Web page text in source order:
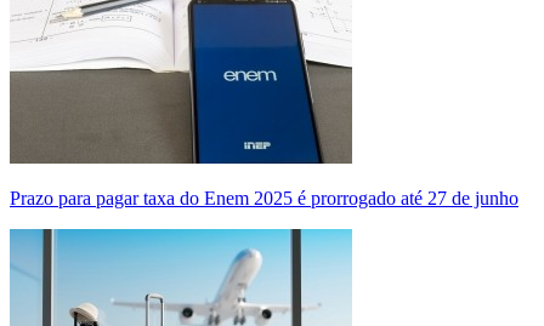
Prazo para pagar taxa do Enem 2025 é prorrogado até 27 de junho